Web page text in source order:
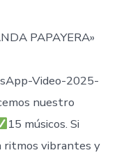
PAPAYERA»
Video-2025-
nuestro
15 músicos. Si
ritmos vibrantes y